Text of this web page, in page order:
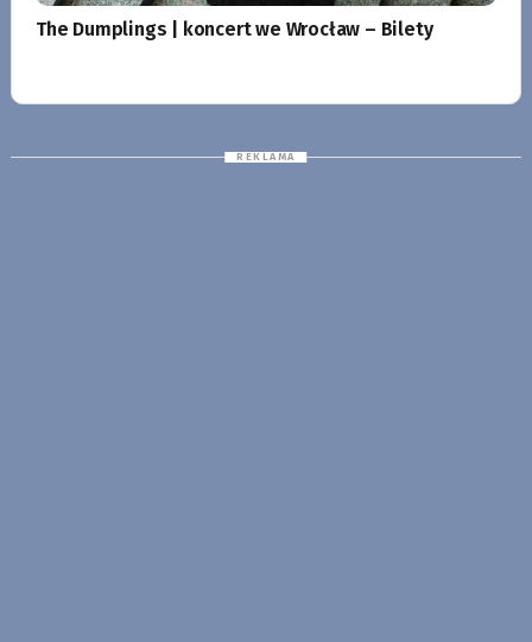
The Dumplings | koncert we Wrocław – Bilety